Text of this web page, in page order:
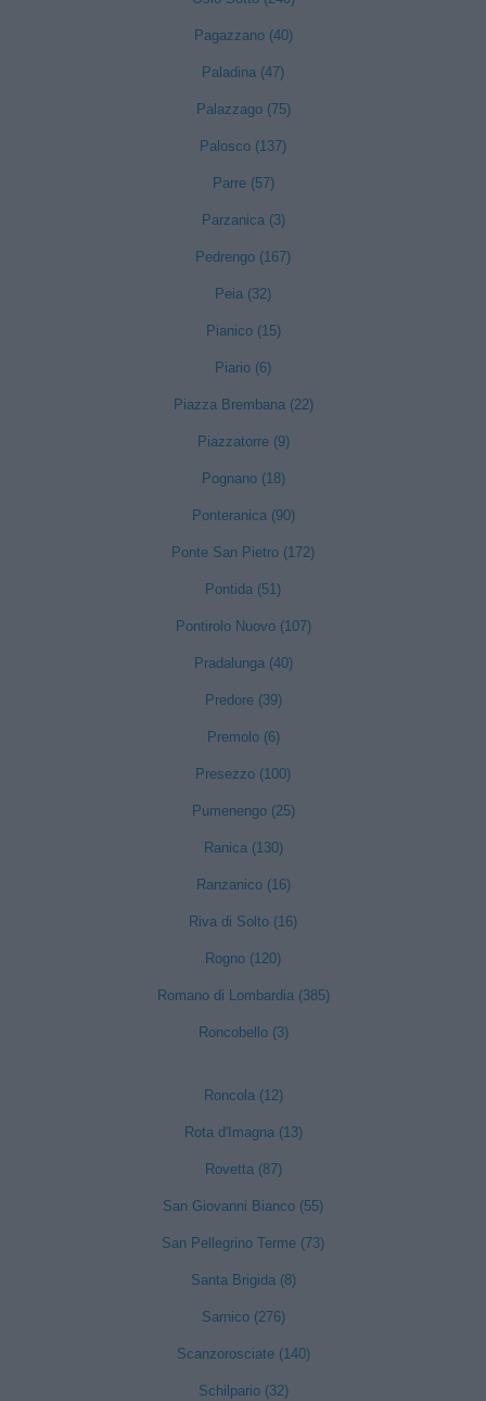
Pagazzano (40)
Paladina (47)
Palazzago (75)
Palosco (137)
Parre (57)
Parzanica (3)
Pedrengo (167)
Peia (32)
Pianico (15)
Piario (6)
Piazza Brembana (22)
Piazzatorre (9)
Pognano (18)
Ponteranica (90)
Ponte San Pietro (172)
Pontida (51)
Pontirolo Nuovo (107)
Pradalunga (40)
Predore (39)
Premolo (6)
Presezzo (100)
Pumenengo (25)
Ranica (130)
Ranzanico (16)
Riva di Solto (16)
Rogno (120)
Romano di Lombardia (385)
Roncobello (3)
Roncola (12)
Rota d'Imagna (13)
Rovetta (87)
San Giovanni Bianco (55)
San Pellegrino Terme (73)
Santa Brigida (8)
Sarnico (276)
Scanzorosciate (140)
Schilpario (32)